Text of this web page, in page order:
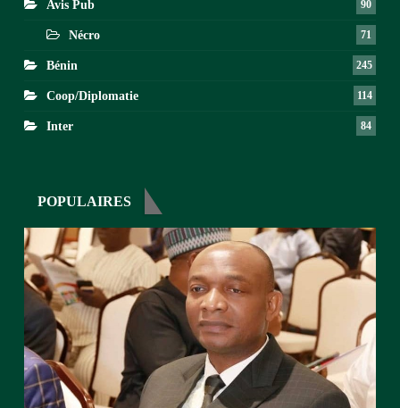
Avis Pub 90
Nécro 71
Bénin 245
Coop/Diplomatie 114
Inter 84
POPULAIRES